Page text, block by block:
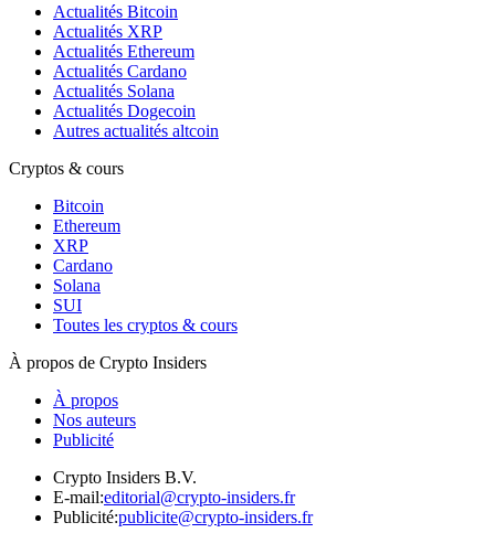
Actualités Bitcoin
Actualités XRP
Actualités Ethereum
Actualités Cardano
Actualités Solana
Actualités Dogecoin
Autres actualités altcoin
Cryptos & cours
Bitcoin
Ethereum
XRP
Cardano
Solana
SUI
Toutes les cryptos & cours
À propos de Crypto Insiders
À propos
Nos auteurs
Publicité
Crypto Insiders B.V.
E-mail:editorial@crypto-insiders.fr
Publicité:publicite@crypto-insiders.fr